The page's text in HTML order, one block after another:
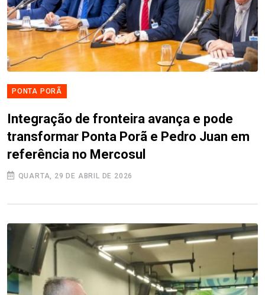
PONTA PORÃ
Integração de fronteira avança e pode
transformar Ponta Porã e Pedro Juan em
referência no Mercosul
QUARTA, 29 DE ABRIL DE 2026